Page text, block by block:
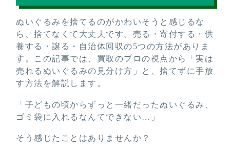
ぬいぐるみを捨てるのがかわいそうと感じるな
ら、捨てなくて大丈夫です。売る・寄付する・供
養する・譲る・自治体回収の5つの方法がありま
す。この記事では、買取のプロの視点から「実は
売れるぬいぐるみの見分け方」と、捨てずに手放
す方法を解説します。
「子どもの頃からずっと一緒だったぬいぐるみ、
ゴミ袋に入れるなんてできない…」
そう感じたことはありませんか？